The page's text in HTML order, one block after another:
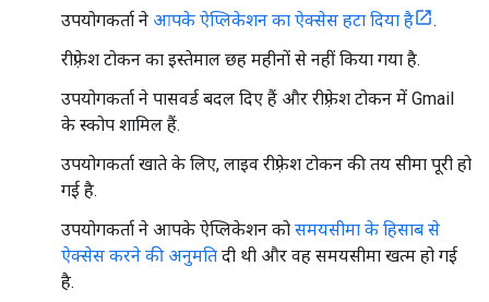
उपयोगकर्ता ने आपके ऐप्लिकेशन का ऐक्सेस हटा दिया है
.
रीफ़्रेश टोकन का इस्तेमाल छह महीनों से नहीं किया गया है.
उपयोगकर्ता ने पासवर्ड बदल दिए हैं और रीफ़्रेश टोकन में Gmail
के स्कोप शामिल हैं.
उपयोगकर्ता खाते के लिए, लाइव रीफ़्रेश टोकन की तय सीमा पूरी हो
गई है.
उपयोगकर्ता ने आपके ऐप्लिकेशन को समयसीमा के हिसाब से
ऐक्सेस करने की अनुमति दी थी और वह समयसीमा खत्म हो गई
है.